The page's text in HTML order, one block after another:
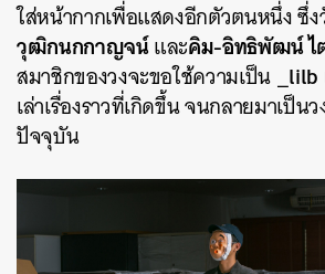
ใส่หน้ากากเพื่อแสดงอีกตัวตนหนึ่ง ซึ่
วุฒิกนกกาญจน์และคิม-อิทธิพัฒน์ ไ
สมาชิกของวงจะขอใช้ความเป็น_lilb
เล่าเรื่องราวที่เกิดขึ้น จนกลายมาเป็น
ปัจจุบัน